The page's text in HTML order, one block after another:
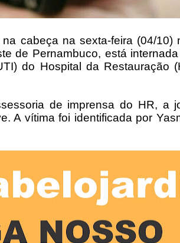
cabeça na sexta-feira (04/10)
de Pernambuco, está
do Hospital da Restauração
de imprensa do HR, a
A vítima foi identificada por